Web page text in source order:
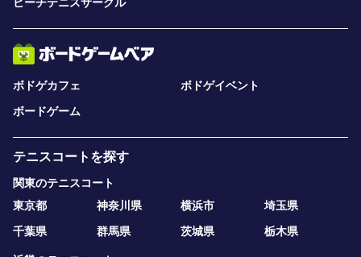
ボドゲカフェ
ボドゲイベント
ボードゲーム
テニスコートを探す
関東のテニスコート
東京都
神奈川県 横浜市
埼玉県
千葉県
群馬県 茨城県 栃木県